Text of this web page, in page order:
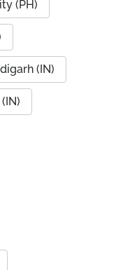
(PH)
(IN)